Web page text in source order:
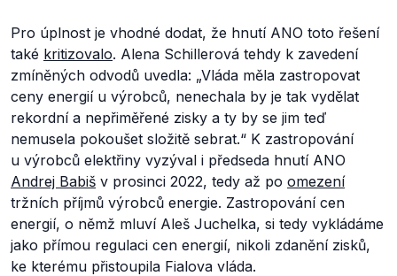
Pro úplnost je vhodné dodat, že hnutí ANO toto řešení
také kritizovalo. Alena Schillerová tehdy k zavedení
zmíněných odvodů uvedla: „Vláda měla zastropovat
ceny energií u výrobců, nenechala by je tak vydělat
rekordní a nepřiměřené zisky a ty by se jim teď
nemusela pokoušet složitě sebrat.“ K zastropování
u výrobců elektřiny vyzýval i předseda hnutí ANO
Andrej Babiš v prosinci 2022, tedy až po omezení
tržních příjmů výrobců energie. Zastropování cen
energií, o němž mluví Aleš Juchelka, si tedy vykládáme
jako přímou regulaci cen energií, nikoli zdanění zisků,
ke kterému přistoupila Fialova vláda.